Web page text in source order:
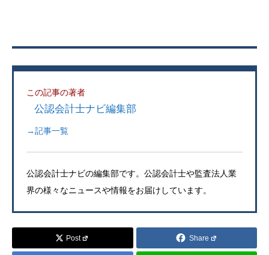
この記事の著者
公認会計士ナビ編集部
→記事一覧
公認会計士ナビの編集部です。公認会計士や監査法人業
界の様々なニュースや情報をお届けしています。
Post Share